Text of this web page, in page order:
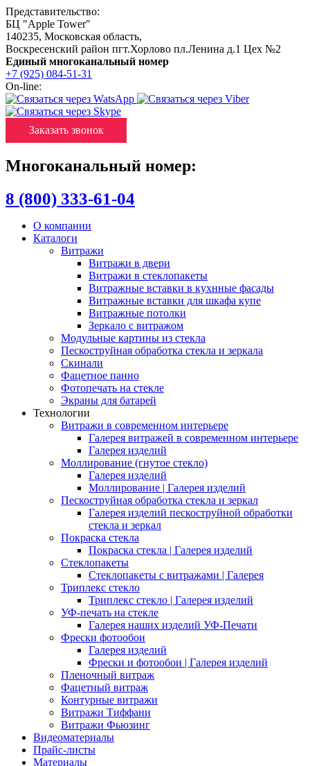
Представительство:
БЦ "Apple Tower"
140235, Московская область,
Воскресенский район пгт.Хорлово пл.Ленина д.1 Цех №2
Единый многоканальный номер
+7 (925) 084-51-31
On-line:
Заказать звонок
Многоканальный номер:
8 (800) 333-61-04
О компании
Каталоги
Витражи
Витражи в двери
Витражи в стеклопакеты
Витражные вставки в кухнные фасады
Витражные вставки для шкафа купе
Витражные потолки
Зеркало с витражом
Модульные картины из стекла
Пескоструйная обработка стекла и зеркала
Скинали
Фацетное панно
Фотопечать на стекле
Экраны для батарей
Технологии
Витражи в современном интерьере
Галерея витражей в современном интерьере
Галерея изделий
Моллирование (гнутое стекло)
Галерея изделий
Моллирование | Галерея изделий
Пескоструйная обработка стекла и зеркал
Галерея изделий пескоструйной обработки
стекла и зеркал
Покраска стекла
Покраска стекла | Галерея изделий
Стеклопакеты
Стеклопакеты с витражами | Галерея
Триплекс стекло
Триплекс стекло | Галерея изделий
УФ-печать на стекле
Галерея наших изделий УФ-Печати
Фрески фотообои
Галерея изделий
Фрески и фотообои | Галерея изделий
Пленочный витраж
Фацетный витраж
Контурные витражи
Витражи Тиффани
Витражи Фьюзинг
Видеоматериалы
Прайс-листы
Материалы